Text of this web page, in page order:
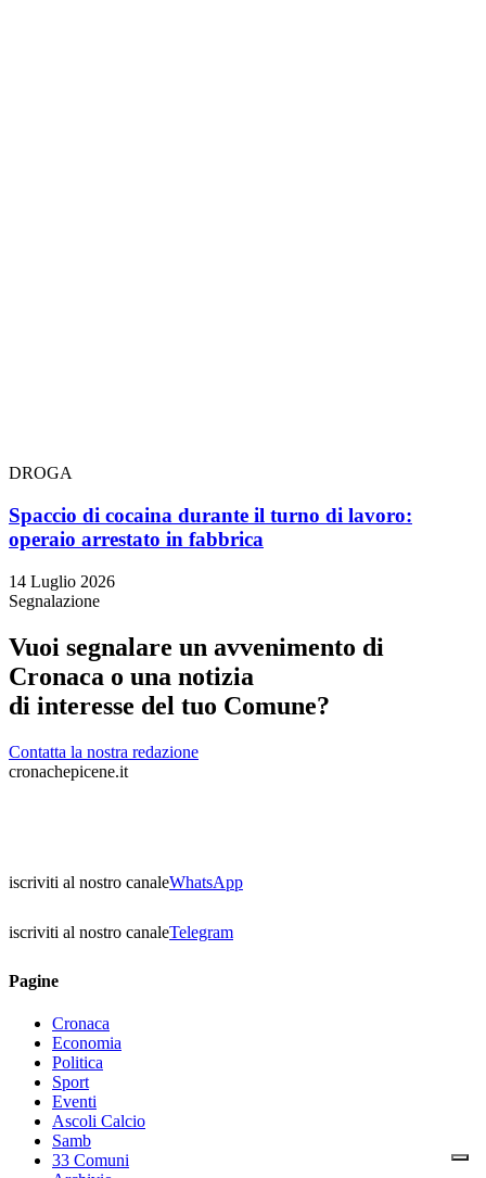
DROGA
Spaccio di cocaina durante il turno di lavoro:
operaio arrestato in fabbrica
14 Luglio 2026
Segnalazione
Vuoi segnalare un avvenimento di
Cronaca o una notizia
di interesse del tuo Comune?
Contatta la nostra redazione
cronachepicene.it
iscriviti al nostro canaleWhatsApp
iscriviti al nostro canaleTelegram
Pagine
Cronaca
Economia
Politica
Sport
Eventi
Ascoli Calcio
Samb
33 Comuni